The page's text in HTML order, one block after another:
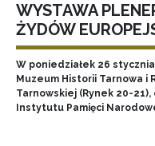
WYSTAWA
ŻYDÓW
W poniedziałek 26
Muzeum Historii Tarnowa i
Tarnowskiej (Rynek 20-
Instytutu Pamięci